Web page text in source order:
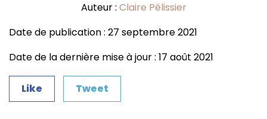
Auteur : Claire Pélissier
Date de publication : 27 septembre 2021
Date de la dernière mise à jour : 17 août 2021
Like Tweet